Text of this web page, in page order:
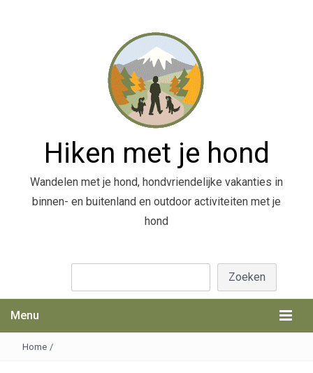
Hiken met je hond
Wandelen met je hond, hondvriendelijke vakanties in
binnen- en buitenland en outdoor activiteiten met je
hond
Zoeken
Menu
Home /